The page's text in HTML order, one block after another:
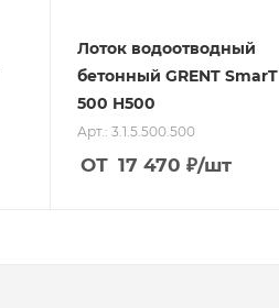
Лоток водоотводный
бетонный GRENT SmarT
500 H500
Арт.: 3.1.5.500.500
ОТ 17 470 ₽/шт